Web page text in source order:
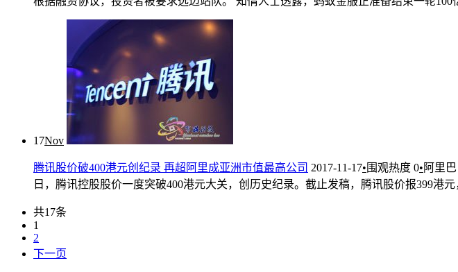
17Nov
腾讯股价破400港元创纪录 再超阿里成亚洲市值最高公司 2017-11-17• 围观热度 0• 阿里
日，腾讯控股股价一度突破400港元大关，创历史纪录。截止发稿，腾讯股价报399港元
共17条
1
2
下一页